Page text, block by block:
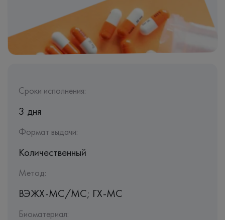
Сроки исполнения:
3 дня
Формат выдачи:
Количественный
Метод:
ВЭЖХ-МС/МС; ГХ-МС
Биоматериал: